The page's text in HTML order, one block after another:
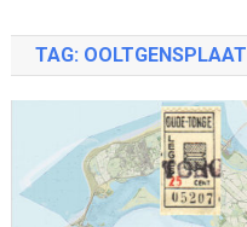
TAG: OOLTGENSPLAAT